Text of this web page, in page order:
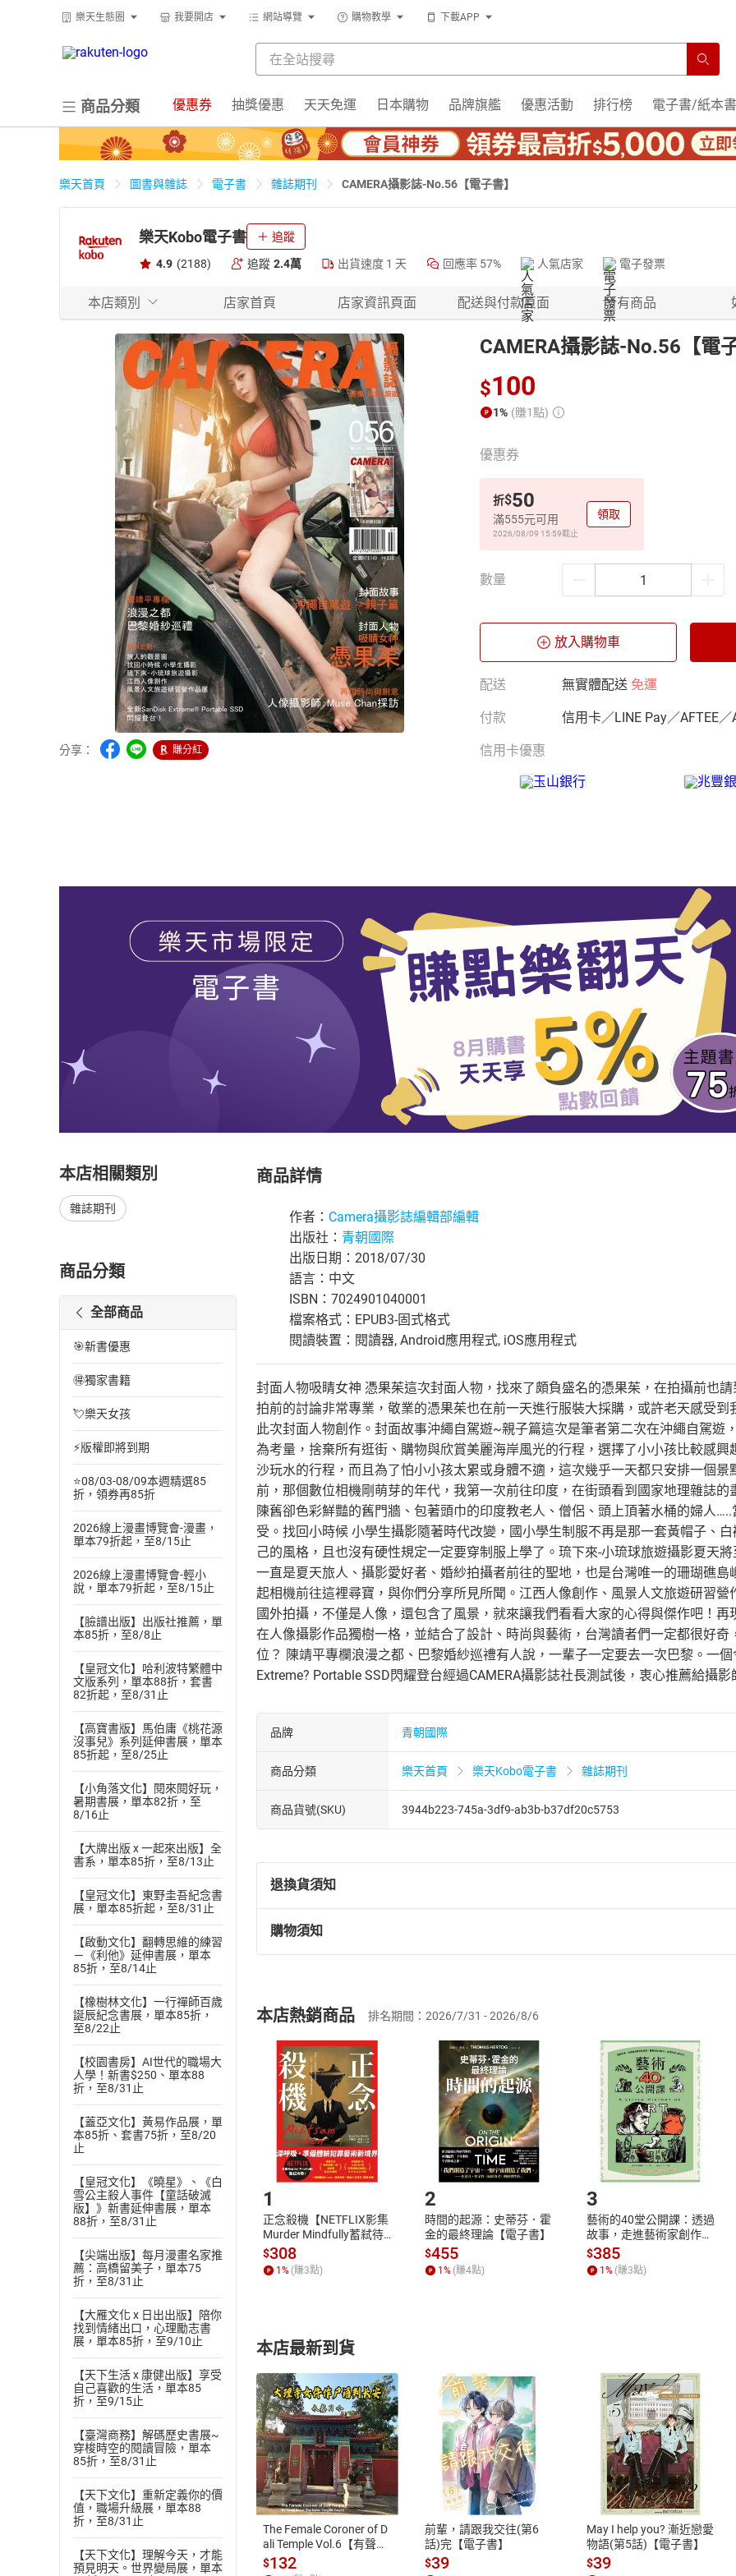
樂天生態圈 我要開店 網站導覽 購物教學 下載APP
商品分類 優惠券 抽獎優惠 天天免運 日本購物 品牌旗艦 優惠活動 排行榜 電子書/紙本書
樂天首頁 圖書與雜誌 電子書 雜誌期刊 CAMERA攝影誌-No.56【電子書】
樂天Kobo電子書 追蹤
4.9 (2188) 追蹤 2.4萬 出貨速度 1 天 回應率 57% 人氣店家 電子發票
本店類別 店家首頁 店家資訊頁面 配送與付款頁面 所有商品
分享： 賺分紅
CAMERA攝影誌-No.56【電
$100
1% (賺1點)
優惠券
折$50
滿555元可用
2026/08/09 15:59截止
領取
數量
放入購物車
配送 無實體配送 免運
付款 信用卡／LINE Pay／AFTEE／
信用卡優惠
本店相關類別
雜誌期刊
商品分類
全部商品
🎯新書優惠
🉐獨家書籍
💘樂天女孩
⚡版權即將到期
⭐08/03-08/09本週精選85
折，領券再85折
2026線上漫畫博覽會-漫畫，
單本79折起，至8/15止
2026線上漫畫博覽會-輕小
說，單本79折起，至8/15止
【臉譜出版】出版社推薦，單
本85折，至8/8止
【皇冠文化】哈利波特繁體中
文版系列，單本88折，套書
82折起，至8/31止
【高寶書版】馬伯庸《桃花源
沒事兒》系列延伸書展，單本
85折起，至8/25止
【小角落文化】閱來閱好玩，
暑期書展，單本82折，至
8/16止
【大牌出版 x 一起來出版】全
書系，單本85折，至8/13止
【皇冠文化】東野圭吾紀念書
展，單本85折起，至8/31止
【啟動文化】翻轉思維的練習
－《利他》延伸書展，單本
85折，至8/14止
【橡樹林文化】一行禪師百歲
誕辰紀念書展，單本85折，
至8/22止
【校園書房】AI世代的職場大
人學！新書$250、單本88
折，至8/31止
【蓋亞文化】黃易作品展，單
本85折、套書75折，至8/20
止
【皇冠文化】《曉星》、《白
雪公主殺人事件【童話破滅
版】》新書延伸書展，單本
88折，至8/31止
【尖端出版】每月漫畫名家推
薦：高橋留美子，單本75
折，至8/31止
【大雁文化 x 日出出版】陪你
找到情緒出口，心理勵志書
展，單本85折，至9/10止
【天下生活 x 康健出版】享受
自己喜歡的生活，單本85
折，至9/15止
【臺灣商務】解碼歷史書展~
穿梭時空的閱讀冒險，單本
85折，至8/31止
【天下文化】重新定義你的價
值，職場升級展，單本88
折，至8/31止
【天下文化】理解今天，才能
預見明天。世界變局展，單本
商品詳情
作者： Camera攝影誌編輯部編輯
出版社： 青朝國際
出版日期：2018/07/30
語言：中文
ISBN：7024901040001
檔案格式：EPUB3-固式格式
閱讀裝置：閱讀器, Android應用程式, iOS應用程式
封面人物吸睛女神 憑果茱這次封面人物，找來了頗負盛名的憑果茱，在拍攝前也
拍前的討論非常專業，敬業的憑果茱也在前一天進行服裝大採購，或許老天感受
此次封面人物創作。封面故事沖繩自駕遊~親子篇這次是筆者第二次在沖繩自駕遊
為考量，捨棄所有逛街、購物與欣賞美麗海岸風光的行程，選擇了小小孩比較感
沙玩水的行程，而且為了怕小小孩太累或身體不適，這次幾乎一天都只安排一個
前，那個數位相機剛萌芽的年代，我第一次前往印度，在街頭看到國家地理雜誌
陳舊卻色彩鮮豔的舊門牆、包著頭巾的印度教老人、僧侶、頭上頂著水桶的婦人
受。找回小時候 小學生攝影隨著時代改變，國小學生制服不再是那一套黃帽子、
己的風格，且也沒有硬性規定一定要穿制服上學了。琉下來-小琉球旅遊攝影夏天
一直是夏天旅人、攝影愛好者、婚紗拍攝者前往的聖地，也是台灣唯一的珊瑚礁
起相機前往這裡尋寶，與你們分享所見所聞。江西人像創作、風景人文旅遊研習
國外拍攝，不僅是人像，還包含了風景，就來讓我們看看大家的心得與傑作吧！
在人像攝影作品獨樹一格，並結合了設計、時尚與藝術，台灣讀者們一定都很好
位？ 陳靖平專欄浪漫之都、巴黎婚紗巡禮有人說，一輩子一定要去一次巴黎。一
Extreme? Portable SSD閃耀登台經過CAMERA攝影誌社長測試後，衷心推薦給攝
品牌 青朝國際
商品分類 樂天首頁 樂天Kobo電子書 雜誌期刊
商品貨號(SKU) 3944b223-745a-3df9-ab3b-b37df20c5753
退換貨須知
退換貨規定：
(一)依消費者保護法第19條第1項後段暨通訊交易解除權合理例外情事適用
(二)消費者訂購本店鋪之商品即代表知悉本店鋪所銷售之商品為電子書，
且已下載/存取電子書，不得請求退貨退款。
退貨方式：您欲取消訂單或辦理退貨時，請登入樂天市場，並於「我的訂單
貨」，本店鋪將依您的申請進行審核，待審核通過後將為您辦理退款事宜。
請注意，樂天市場須以整筆訂單為單位進行取消/退貨，恕無法以單支商品取
購物須知
挑選商品
Choose
放入購物車
Shopping cart
登入帳號
Login
購書後，如何開始使用？
Step1.選擇閱讀載具 Step2.登入
付款方式
ATM轉帳、信用卡、LINE PAY、AFTEE
退換貨規範
本店是否提供消費者保護法七日猶
之權利，遽消費者保護法及通訊交
除權合理例外情事適用準則，依商
質各有不同規定。詳細退換貨說明
本店熱銷商品 排名期間：2026/7/31 - 2026/8/6
1
正念殺機【NETFLIX影集
Murder Mindfully蓄弒待
發】【電子書】
$308
1 % (賺3點)
2
時間的起源：史蒂芬．霍
金的最終理論【電子書】
$455
1 % (賺4點)
3
藝術的40堂公開課：透過
故事，走進藝術家創作現
場，看藝術如何誕生、如
何形塑人類生活【電子
書】
$385
1 % (賺3點)
本店最新到貨
The Female Coroner of D
ali Temple Vol.6【有聲
書】
$132
前輩，請跟我交往(第6
話)完【電子書】
$39
May I help you? 漸近戀愛
物語(第5話)【電子書】
$39